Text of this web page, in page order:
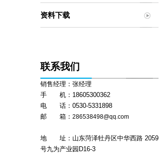
资料下载
联系我们
销售经理：张经理
手 机：18605300362
电 话：0530-5331898
邮 箱： 286538498@qq.com
地 址：山东菏泽牡丹区中华西路 2059
号九为产业园D16-3